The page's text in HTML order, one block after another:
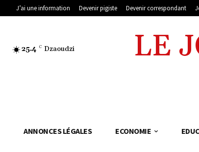
J’ai une information Devenir pigiste Devenir correspondant
25.4 C Dzaoudzi LE
ANNONCES LÉGALES ECONOMIE